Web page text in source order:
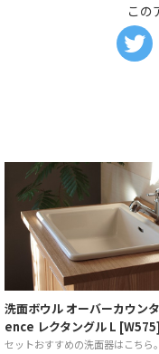
この
洗面ボウル オーバーカウン
ence レクタングル L [W575]
セットおすすめの洗面器はこちら。